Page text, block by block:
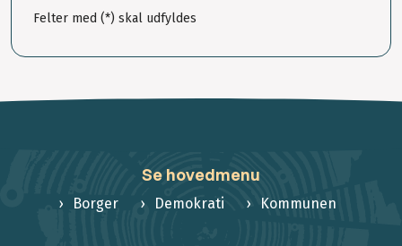
Felter med (*) skal udfyldes
Se hovedmenu
Borger Demokrati Kommunen